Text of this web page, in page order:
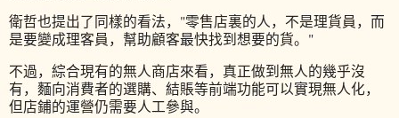
衛哲也提出了同樣的看法，"零售店裏的人，不是理貨員，而
是要變成理客員，幫助顧客最快找到想要的貨。"
不過，綜合現有的無人商店來看，真正做到無人的幾乎沒
有，麵向消費者的選購、結賬等前端功能可以實現無人化，
但店鋪的運營仍需要人工參與。